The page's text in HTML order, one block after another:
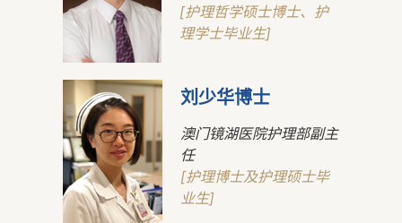
[护理哲学硕士博士、护
理学士毕业生]
刘少华博士
澳门镜湖医院护理部副主
任
[护理博士及护理硕士毕
业生]